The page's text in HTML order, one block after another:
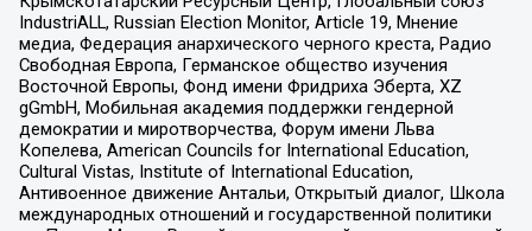
IndustriALL, Russian Election Monitor, Article 19, Мнение
медиа, Федерация анархического черного креста, Радио
Свободная Европа, Германское общество изучения
Восточной Европы, Фонд имени Фридриха Эберта, XZ
gGmbH, Мобильная академия поддержки гендерной
демократии и миротворчества, Форум имени Льва
Копелева, American Councils for International Education,
Cultural Vistas, Institute of International Education,
Антивоенное движение Антальи, Открытый диалог, Школа
международных отношений и государственной политики